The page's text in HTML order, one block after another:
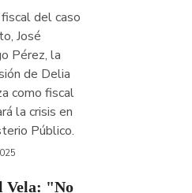
del caso
José
Pérez, la
de Delia
como fiscal
la crisis en
Público.
Vela: "No